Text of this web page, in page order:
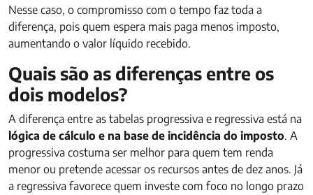
Nesse caso, o compromisso com o tempo faz toda a
diferença, pois quem espera mais paga menos imposto,
aumentando o valor líquido recebido.
Quais são as diferenças entre os
dois modelos?
A diferença entre as tabelas progressiva e regressiva está na
lógica de cálculo e na base de incidência do imposto. A
progressiva costuma ser melhor para quem tem renda
menor ou pretende acessar os recursos antes de dez anos. Já
a regressiva favorece quem investe com foco no longo prazo